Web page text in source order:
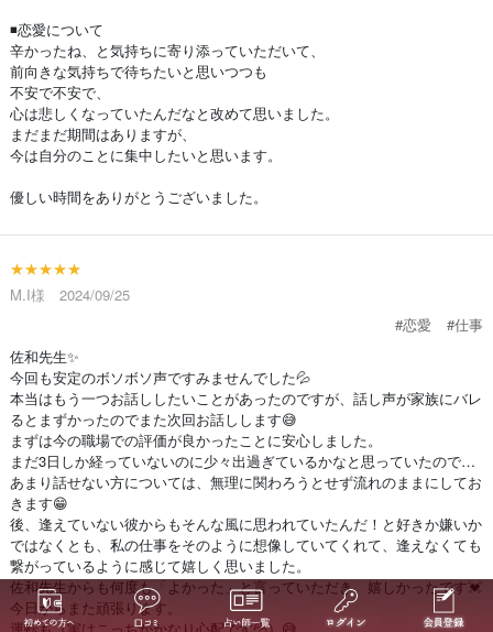
◾️恋愛について
辛かったね、と気持ちに寄り添っていただいて、
前向きな気持ちで待ちたいと思いつつも
不安で不安で、
心は悲しくなっていたんだなと改めて思いました。
まだまだ期間はありますが、
今は自分のことに集中したいと思います。
優しい時間をありがとうございました。
★★★★★
M.I様 2024/09/25
#恋愛
#仕事
佐和先生✨
今回も安定のボソボソ声ですみませんでした💦
本当はもう一つお話ししたいことがあったのですが、話し声が家族にバレ
るとまずかったのでまた次回お話しします😅
まずは今の職場での評価が良かったことに安心しました。
まだ3日しか経っていないのに少々出過ぎているかなと思っていたので…
あまり話せない方については、無理に関わろうとせず流れのままにしてお
きます😁
後、逢えていない彼からもそんな風に思われていたんだ！と好きか嫌いか
ではなくとも、私の仕事をそのように想像していてくれて、逢えなくても
繋がっているように感じて嬉しく思いました。
佐和先生からも何度も「よかった」と言っていただき、嬉しかったです💓
今日からまた頑張ります。